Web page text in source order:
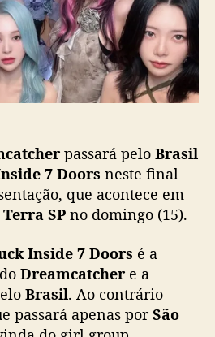
i
c
a
ç
ã
N
S
I
D
E
7
O
R
S
:
h
o
w
d
o
passará pelo Brasil
7 Doors neste final
que acontece em
Terra SP no domingo (15).
Inside 7 Doors é a
Dreamcatcher e a
Brasil. Ao contrário
passará apenas porSão